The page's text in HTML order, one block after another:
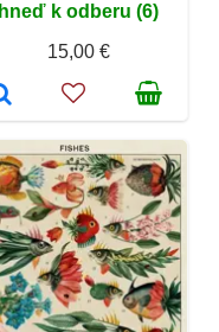
Ihneď k odberu (6)
15,00 €